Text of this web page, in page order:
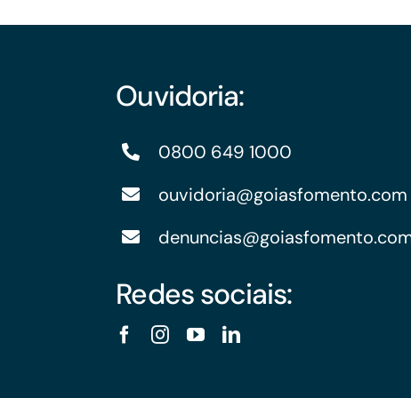
Ouvidoria:
0800 649 1000
ouvidoria@goiasfomento.com
Redes sociais: